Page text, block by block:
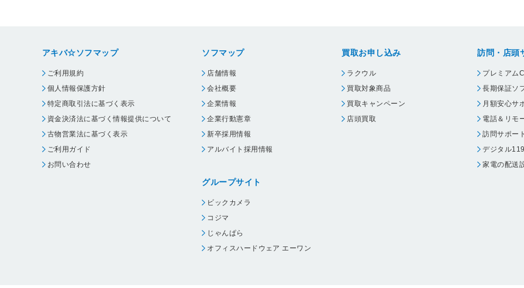
アキバ☆ソフマップ
ご利用規約
個人情報保護方針
特定商取引法に基づく表示
資金決済法に基づく情報提供について
古物営業法に基づく表示
ご利用ガイド
お問い合わせ
ソフマップ
店舗情報
会社概要
企業情報
企業行動憲章
新卒採用情報
アルバイト採用情報
グループサイト
ビックカメラ
コジマ
じゃんぱら
オフィスハードウェア エーワン
買取お申し込み
ラクウル
買取対象商品
買取キャンペーン
店頭買取
訪問・店頭
プレミアム
長期保証ソ
月額安心サ
電話＆リモ
訪問サポート
デジタル119
家電の配送